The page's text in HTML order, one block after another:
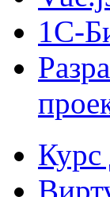
1С-
Курс